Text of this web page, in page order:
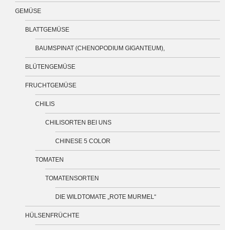
GEMÜSE
BLATTGEMÜSE
BAUMSPINAT (CHENOPODIUM GIGANTEUM),
BLÜTENGEMÜSE
FRUCHTGEMÜSE
CHILIS
CHILISORTEN BEI UNS
CHINESE 5 COLOR
TOMATEN
TOMATENSORTEN
DIE WILDTOMATE „ROTE MURMEL“
HÜLSENFRÜCHTE